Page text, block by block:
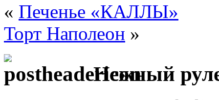
« Печенье «КАЛЛЫ»
Торт Наполеон »
Нежный